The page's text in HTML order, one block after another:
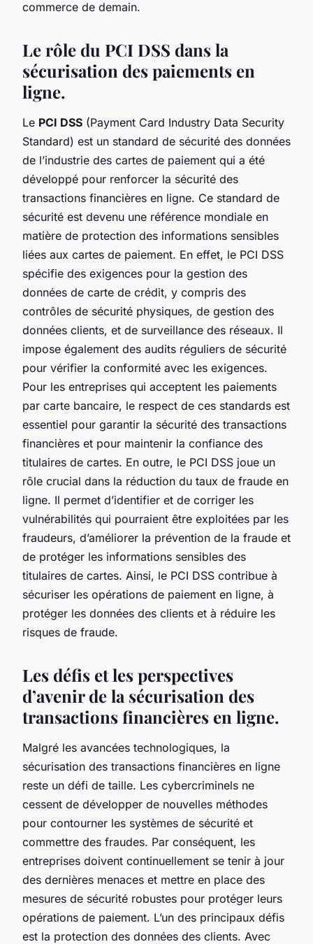
commerce de demain.
Le rôle du PCI DSS dans la
sécurisation des paiements en
ligne.
Le PCI DSS (Payment Card Industry Data Security
Standard) est un standard de sécurité des données
de l’industrie des cartes de paiement qui a été
développé pour renforcer la sécurité des
transactions financières en ligne. Ce standard de
sécurité est devenu une référence mondiale en
matière de protection des informations sensibles
liées aux cartes de paiement. En effet, le PCI DSS
spécifie des exigences pour la gestion des
données de carte de crédit, y compris des
contrôles de sécurité physiques, de gestion des
données clients, et de surveillance des réseaux. Il
impose également des audits réguliers de sécurité
pour vérifier la conformité avec les exigences.
Pour les entreprises qui acceptent les paiements
par carte bancaire, le respect de ces standards est
essentiel pour garantir la sécurité des transactions
financières et pour maintenir la confiance des
titulaires de cartes. En outre, le PCI DSS joue un
rôle crucial dans la réduction du taux de fraude en
ligne. Il permet d’identifier et de corriger les
vulnérabilités qui pourraient être exploitées par les
fraudeurs, d’améliorer la prévention de la fraude et
de protéger les informations sensibles des
titulaires de cartes. Ainsi, le PCI DSS contribue à
sécuriser les opérations de paiement en ligne, à
protéger les données des clients et à réduire les
risques de fraude.
Les défis et les perspectives
d’avenir de la sécurisation des
transactions financières en ligne.
Malgré les avancées technologiques, la
sécurisation des transactions financières en ligne
reste un défi de taille. Les cybercriminels ne
cessent de développer de nouvelles méthodes
pour contourner les systèmes de sécurité et
commettre des fraudes. Par conséquent, les
entreprises doivent continuellement se tenir à jour
des dernières menaces et mettre en place des
mesures de sécurité robustes pour protéger leurs
opérations de paiement. L’un des principaux défis
est la protection des données des clients. Avec